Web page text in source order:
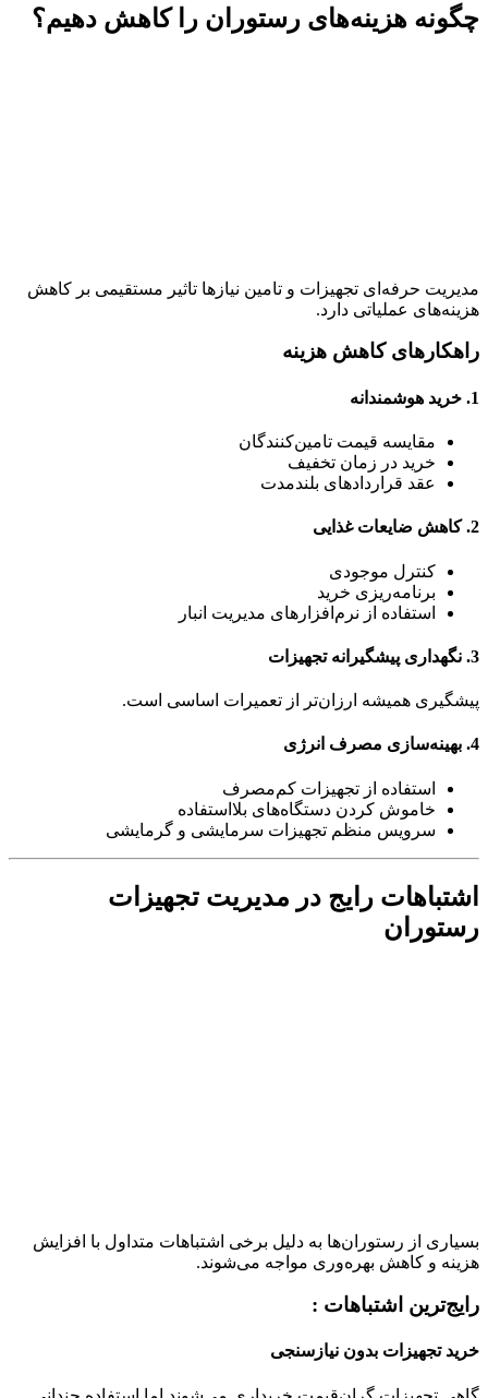
چگونه هزینه‌های رستوران را کاهش دهیم؟
مدیریت حرفه‌ای تجهیزات و تامین نیازها تاثیر مستقیمی بر کاهش
هزینه‌های عملیاتی دارد.
راهکارهای کاهش هزینه
1. خرید هوشمندانه
مقایسه قیمت تامین‌کنندگان
خرید در زمان تخفیف
عقد قراردادهای بلندمدت
2. کاهش ضایعات غذایی
کنترل موجودی
برنامه‌ریزی خرید
استفاده از نرم‌افزارهای مدیریت انبار
3. نگهداری پیشگیرانه تجهیزات
پیشگیری همیشه ارزان‌تر از تعمیرات اساسی است.
4. بهینه‌سازی مصرف انرژی
استفاده از تجهیزات کم‌مصرف
خاموش کردن دستگاه‌های بلااستفاده
سرویس منظم تجهیزات سرمایشی و گرمایشی
اشتباهات رایج در مدیریت تجهیزات
رستوران
بسیاری از رستوران‌ها به دلیل برخی اشتباهات متداول با افزایش
هزینه و کاهش بهره‌وری مواجه می‌شوند.
رایج‌ترین اشتباهات :
خرید تجهیزات بدون نیازسنجی